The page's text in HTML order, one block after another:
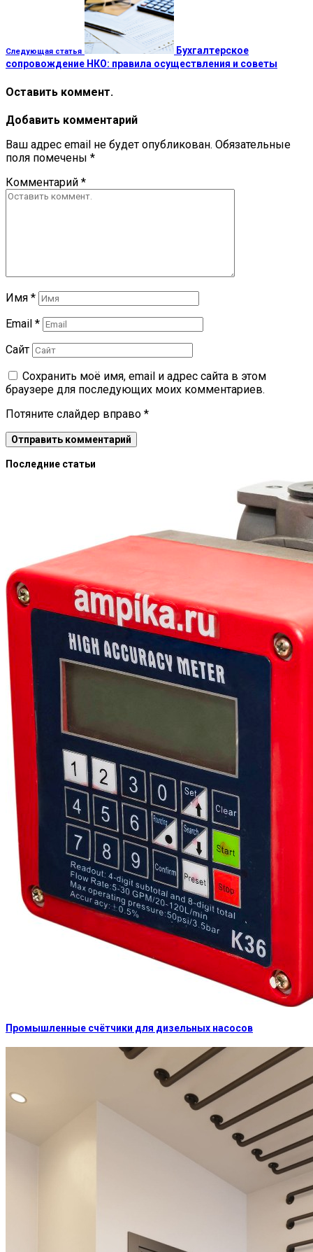
Следующая статья
Бухгалтерское
сопровождение НКО: правила осуществления и советы
Оставить коммент.
Добавить комментарий
Ваш адрес email не будет опубликован. Обязательные
поля помечены *
Комментарий *
Имя *
Email *
Сайт
Сохранить моё имя, email и адрес сайта в этом
браузере для последующих моих комментариев.
Потяните слайдер вправо *
Последние статьи
Промышленные счётчики для дизельных насосов